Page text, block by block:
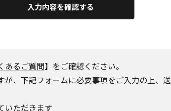
入力内容を確認する
あるご質問】をご確認ください。
、下記フォームに必要事項をご入力の上、
いただきます